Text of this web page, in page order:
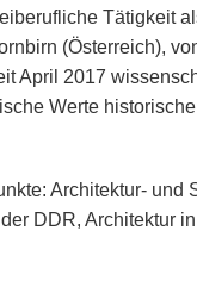
Tätigkeit
(Österreich),
April 2017
Werte
Architektur- und
DDR, Architektur